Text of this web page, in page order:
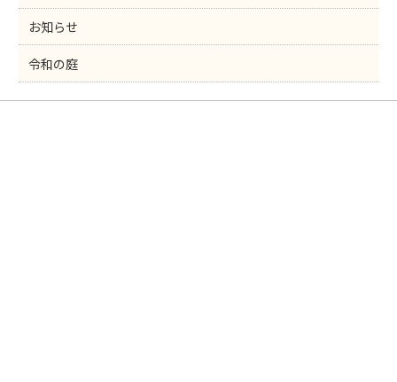
お知らせ
令和の庭